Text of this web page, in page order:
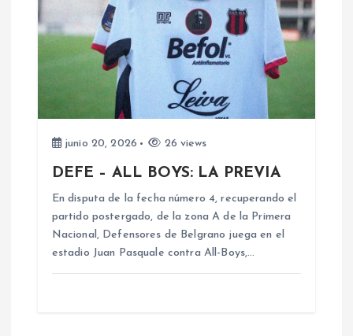
junio 20, 2026 26 views
DEFE – ALL BOYS: LA PREVIA
En disputa de la fecha número 4, recuperando el
partido postergado, de la zona A de la Primera
Nacional, Defensores de Belgrano juega en el
estadio Juan Pasquale contra All-Boys,…